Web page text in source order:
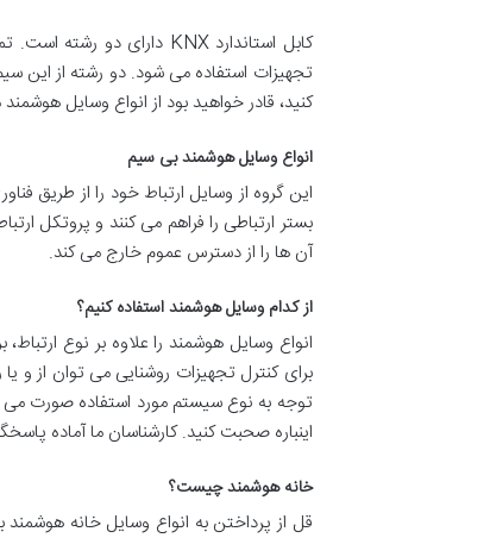
تجهیزات استفاده می شود. دو رشته از این سیم
کنید، قادر خواهید بود از انواع وسایل
انواع وسایل هوشمند بی سیم
بستر ارتباطی را فراهم می کنند و پروتکل
آن ها را از دسترس عموم خارج می کند.
از کدام وسایل هوشمند استفاده کنیم؟
انواع وسایل هوشمند را علاوه بر نوع
برای کنترل تجهیزات روشنایی می توان از و
توجه به نوع سیستم مورد استفاده صورت می
اینباره صحبت کنید. کارشناسان ما آماده
خانه هوشمند چیست؟
قل از پرداختن به انواع وسایل خانه